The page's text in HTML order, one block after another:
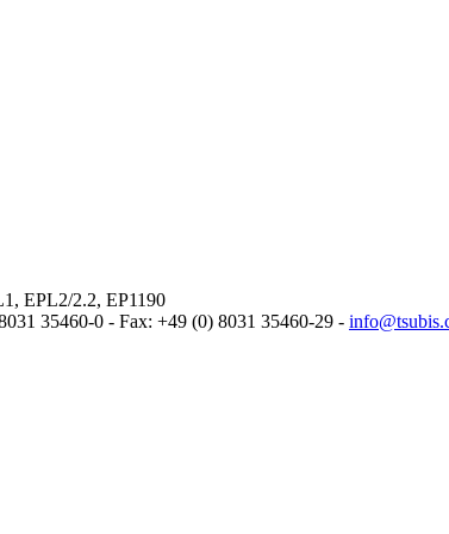
35460-0 - Fax: +49 (0) 8031 35460-29 -